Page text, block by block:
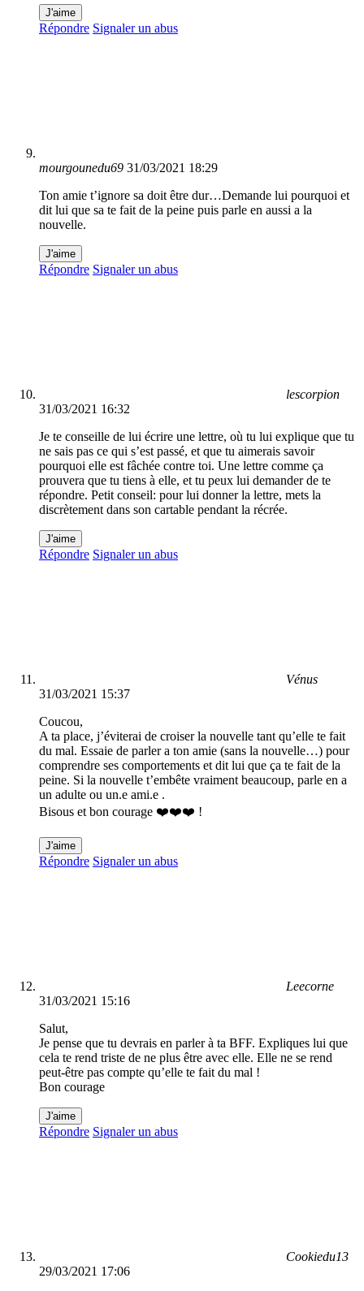
J'aime
Répondre Signaler un abus
mourgounedu69 31/03/2021 18:29
Ton amie t’ignore sa doit être dur…Demande lui pourquoi et
dit lui que sa te fait de la peine puis parle en aussi a la
nouvelle.
J'aime
Répondre Signaler un abus
lescorpion
31/03/2021 16:32
Je te conseille de lui écrire une lettre, où tu lui explique que tu
ne sais pas ce qui s’est passé, et que tu aimerais savoir
pourquoi elle est fâchée contre toi. Une lettre comme ça
prouvera que tu tiens à elle, et tu peux lui demander de te
répondre. Petit conseil: pour lui donner la lettre, mets la
discrètement dans son cartable pendant la récrée.
J'aime
Répondre Signaler un abus
Vénus
31/03/2021 15:37
Coucou,
A ta place, j’éviterai de croiser la nouvelle tant qu’elle te fait
du mal. Essaie de parler a ton amie (sans la nouvelle…) pour
comprendre ses comportements et dit lui que ça te fait de la
peine. Si la nouvelle t’embête vraiment beaucoup, parle en a
un adulte ou un.e ami.e .
Bisous et bon courage ❤️❤️❤️ !
J'aime
Répondre Signaler un abus
Leecorne
31/03/2021 15:16
Salut,
Je pense que tu devrais en parler à ta BFF. Expliques lui que
cela te rend triste de ne plus être avec elle. Elle ne se rend
peut-être pas compte qu’elle te fait du mal !
Bon courage
J'aime
Répondre Signaler un abus
Cookiedu13
29/03/2021 17:06